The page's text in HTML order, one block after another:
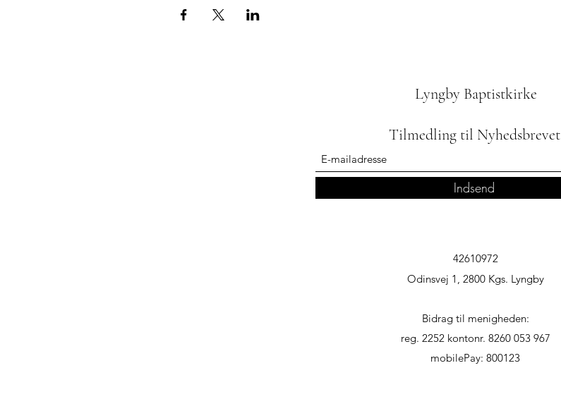
Lyngby Baptistkirke
Tilmedling til Nyhedsbrevet
Indsend
42610972
Odinsvej 1, 2800 Kgs. Lyngby
Bidrag til menigheden:
reg. 2252 kontonr. 8260 053 967
mobilePay: 800123